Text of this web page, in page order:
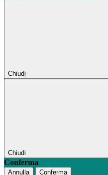
Chiudi
Chiudi
Conferma
Annulla Conferma